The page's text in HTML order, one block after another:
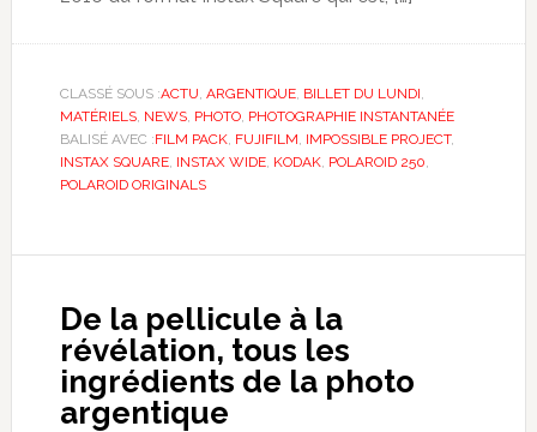
CLASSÉ SOUS :ACTU ARGENTIQUE, BILLET DU LUNDI
MATÉRIELS, NEWS, PHOTO, PHOTOGRAPHIE INSTANTANÉE
BALISÉ AVEC :FILM PACK, FUJIFILM IMPOSSIBLE PROJECT,
INSTAX SQUARE, INSTAX WIDE, KODAK, POLAROID 250
POLAROID ORIGINALS
De la pellicule à la
révélation, tous les
ingrédients de la photo
argentique